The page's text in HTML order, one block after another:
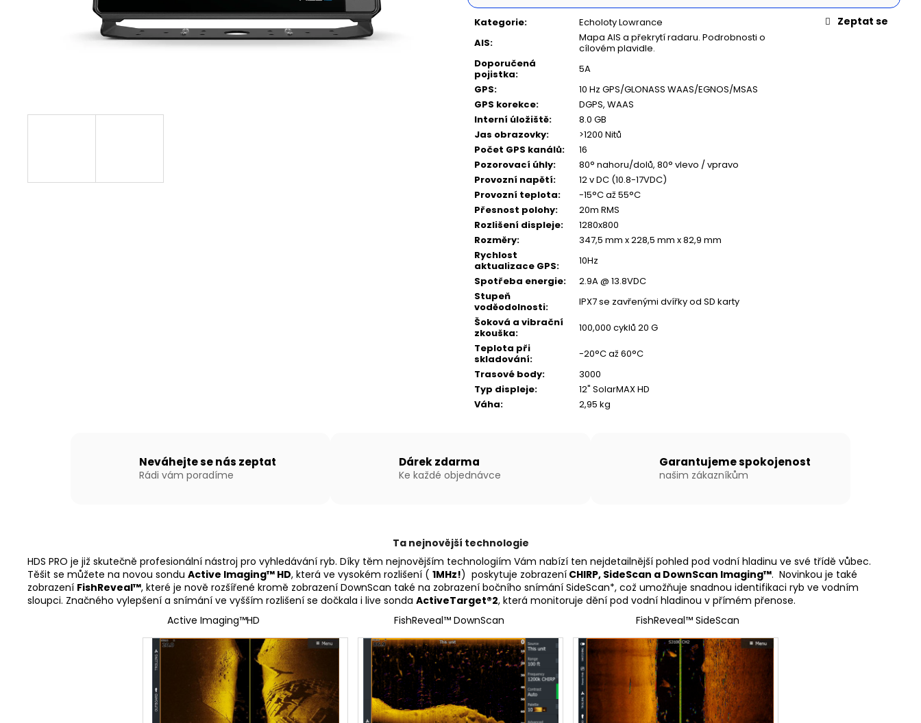
Kategorie:
Echoloty Lowrance
AIS:
Mapa AIS a překrytí radaru. Podrobnosti o
cílovém plavidle.
Doporučená
pojistka:
5A
GPS:
10 Hz GPS/GLONASS WAAS/EGNOS/MSAS
GPS korekce:
DGPS, WAAS
Interní úložiště:
8.0 GB
Jas obrazovky:
>1200 Nitů
Počet GPS kanálů:
16
Pozorovací úhly:
80° nahoru/dolů, 80° vlevo / vpravo
Provozní napětí:
12 v DC (10.8-17VDC)
Provozní teplota:
-15°C až 55°C
Přesnost polohy:
20m RMS
Rozlišení displeje:
1280x800
Rozměry:
347,5 mm x 228,5 mm x 82,9 mm
Rychlost
aktualizace GPS:
10Hz
Spotřeba energie:
2.9A @ 13.8VDC
Stupeň
voděodolnosti:
IPX7 se zavřenými dvířky od SD karty
Šoková a vibrační
zkouška:
100,000 cyklů 20 G
Teplota při
skladování:
-20°C až 60°C
Trasové body:
3000
Typ displeje:
12" SolarMAX HD
Váha: 2,95 kg
Zeptat se
Neváhejte se nás zeptat
Rádi vám poradíme
Dárek zdarma
Ke každé objednávce
Garantujeme spokojenost
našim zákazníkům
Ta nejnovější technologie
HDS PRO je již skutečně profesionální nástroj pro vyhledávání ryb. Díky těm nejnovějším technologiím Vám nabízí ten nejdetailnější pohled pod vodní hladinu ve své třídě vůbec.
Těšit se můžete na novou sondu Active Imaging™ HD, která ve vysokém rozlišení ( 1MHz!) poskytuje zobrazení CHIRP, SideScan a DownScan Imaging™. Novinkou je také
zobrazení FishReveal™, které je nově rozšířené kromě zobrazení DownScan také na zobrazení bočního snímání SideScan*, což umožňuje snadnou identifikaci ryb ve vodním
sloupci. Značného vylepšení a snímání ve vyšším rozlišení se dočkala i live sonda ActiveTarget®2, která monitoruje dění pod vodní hladinou v přímém přenose.
Active Imaging™HD FishReveal™ DownScan FishReveal™ SideScan
NAFUKOVACÍ ČLUN WILLIS BOATS RY-
BD240 V BÍLO-MODRÉ BARVĚ SE
SKLÁDACÍ DŘEVĚNOU PODLAHOU
13 790 Kč
NAFUKOVACÍ ČLUN WILLIS BOATS RY-
BD270 V ZELENÉ BARVĚ SE SKLÁDACÍ
DŘEVĚNOU PODLAHOU
14 890 Kč
SKLÁDACÍ HLINÍKOVOU PODLAHOU
16 990 Kč